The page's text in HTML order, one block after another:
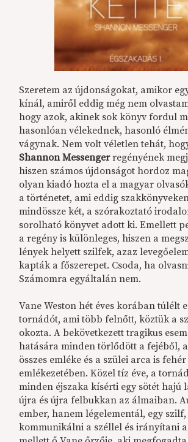
Szeretem az újdonságokat, amikor
kínál, amiről eddig még nem
hogy azok, akinek sok könyv fordul
hasonlóan vélekednek, hasonló
vágynak. Nem volt véletlen tehát,
Shannon Messengerregényének
hiszen számos újdonságot hordoz
olyan kiadó hozta el a magyar
a történetet, ami eddig
mindössze két, a szórakoztató
sorolható könyvet adott ki. Emellett
a regény is különleges, hiszen a
lények helyett szilfek, azaz
kapták a főszerepet. Csoda, ha
Számomra egyáltalán nem.
Vane Weston hét éves korában túlélt
tornádót, ami több felnőtt, köztük a
okozta. A bekövetkezett tragikus
hatására minden törlődött a fejéből,
összes emléke és a szülei arca is
emlékezetében. Közel tíz éve, a
minden éjszaka kísérti egy sötét hajú
újra és újra felbukkan az álmaiban.
ember, hanem légelementál, egy
kommunikálni a széllel és irányítani